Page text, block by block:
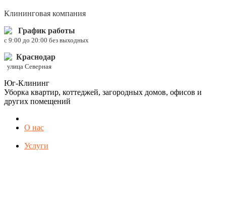
Клининговая компания
График работы
c 9:00 до 20:00 без выходных
Краснодар
улица Северная
Юг-Клининг
Уборка квартир, коттеджей, загородных домов, офисов и
других помещений
О нас
Услуги